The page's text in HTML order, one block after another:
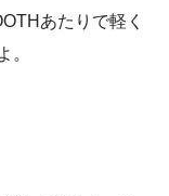
あたりで軽く
。